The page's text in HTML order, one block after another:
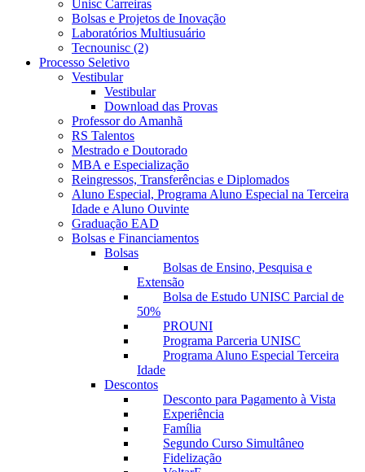
Unisc Carreiras
Bolsas e Projetos de Inovação
Laboratórios Multiusuário
Tecnounisc (2)
Processo Seletivo
Vestibular
Vestibular
Download das Provas
Professor do Amanhã
RS Talentos
Mestrado e Doutorado
MBA e Especialização
Reingressos, Transferências e Diplomados
Aluno Especial, Programa Aluno Especial na Terceira
Idade e Aluno Ouvinte
Graduação EAD
Bolsas e Financiamentos
Bolsas
Bolsas de Ensino, Pesquisa e
Extensão
Bolsa de Estudo UNISC Parcial de
50%
PROUNI
Programa Parceria UNISC
Programa Aluno Especial Terceira
Idade
Descontos
Desconto para Pagamento à Vista
Experiência
Família
Segundo Curso Simultâneo
Fidelização